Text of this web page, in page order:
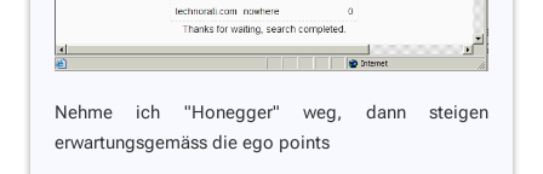
Nehme ich "Honegger" weg, dann steigen
erwartungsgemäss die ego points